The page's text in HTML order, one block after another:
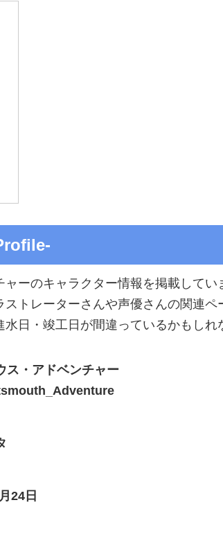
ーのキャラクター情報を掲載してい
トレーターさんや声優さんの関連
日・竣工日が間違っているかもしれ
ス・アドベンチャー
24日